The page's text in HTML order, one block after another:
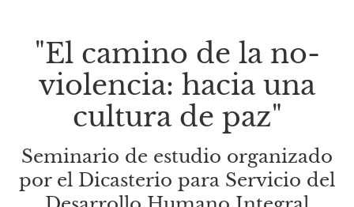
"El camino de la no-
violencia: hacia una
cultura de paz"
Seminario de estudio organizado
por el Dicasterio para Servicio del